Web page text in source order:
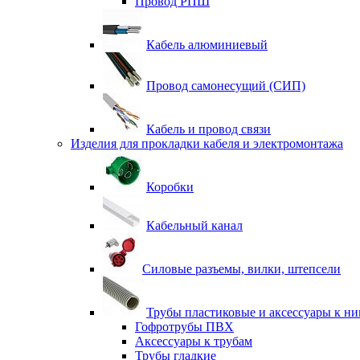
Кабель алюминиевый
Провод самонесущий (СИП)
Кабель и провод связи
Изделия для прокладки кабеля и электромонтажа
Коробки
Кабельный канал
Силовые разъемы, вилки, штепсели
Трубы пластиковые и аксессуары к
Гофротрубы ПВХ
Аксессуары к трубам
Трубы гладкие